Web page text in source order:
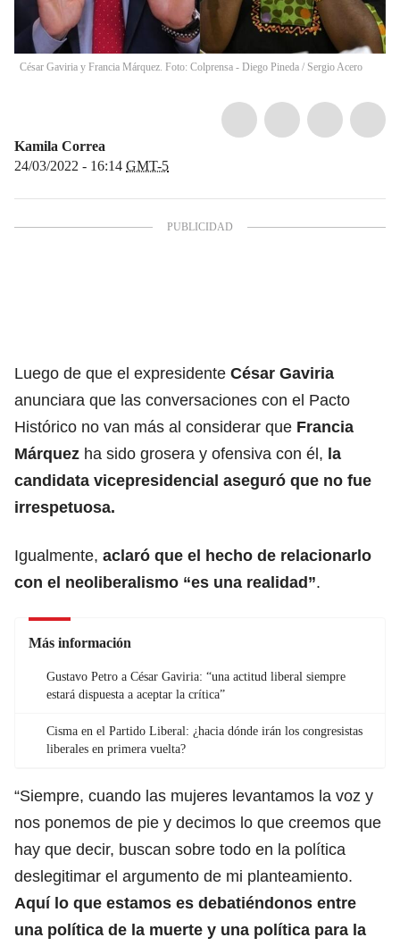
César Gaviria y Francia Márquez. Foto: Colprensa - Diego Pineda / Sergio Acero
Kamila Correa
24/03/2022 - 16:14 GMT-5
Luego de que el expresidente César Gaviria
anunciara que las conversaciones con el Pacto
Histórico no van más al considerar que Francia
Márquez ha sido grosera y ofensiva con él, la
candidata vicepresidencial aseguró que no fue
irrespetuosa.
Igualmente, aclaró que el hecho de relacionarlo
con el neoliberalismo “es una realidad”.
Más información
Gustavo Petro a César Gaviria: “una actitud liberal siempre
estará dispuesta a aceptar la crítica”
Cisma en el Partido Liberal: ¿hacia dónde irán los congresistas
liberales en primera vuelta?
“Siempre, cuando las mujeres levantamos la voz y
nos ponemos de pie y decimos lo que creemos que
hay que decir, buscan sobre todo en la política
deslegitimar el argumento de mi planteamiento.
Aquí lo que estamos es debatiéndonos entre
una política de la muerte y una política para la